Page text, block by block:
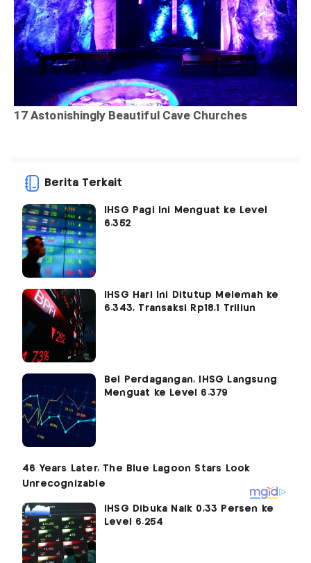
Berita Terkait
IHSG Pagi Ini Menguat ke Level
6.352
IHSG Hari Ini Ditutup Melemah ke
6.343, Transaksi Rp18,1 Triliun
Bel Perdagangan, IHSG Langsung
Menguat ke Level 6.379
IHSG Dibuka Naik 0,33 Persen ke
Level 6.254